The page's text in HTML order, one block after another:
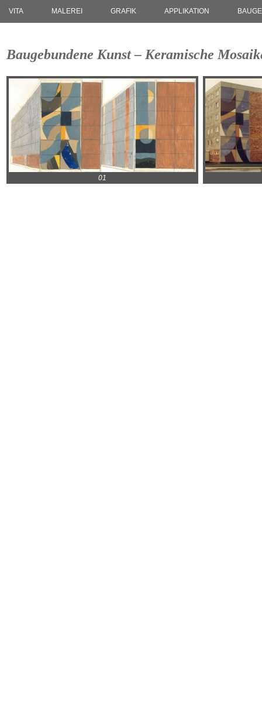
VITA MALEREI GRAFIK APPLIKATION
Baugebundene Kunst – Keramische
01